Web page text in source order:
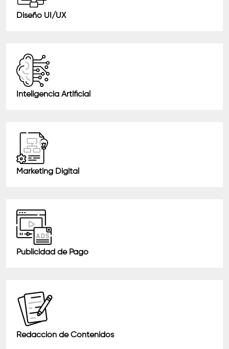
Diseño UI/UX
Inteligencia Artificial
Marketing Digital
Publicidad de Pago
Redacción de Contenidos